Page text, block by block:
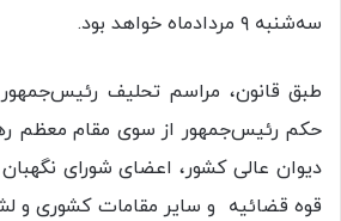
سه‌شنبه ۹ مردادماه خواهد بود.
طبق قانون،‌ مراسم تحلیف
حکم رئیس‌جمهور از سوی مقام معظم
دیوان عالی کشور، اعضای شورای
قوه قضائیه و سایر مقامات کشوری و